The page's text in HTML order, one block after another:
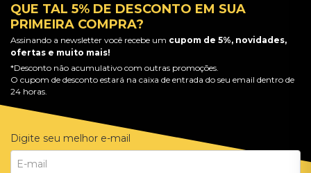
QUE TAL 5% DE DESCONTO EM SUA
PRIMEIRA COMPRA?
Assinando a newsletter você recebe um cupom de 5%, novidades,
ofertas e muito mais!
*Desconto não acumulativo com outras promoções.
O cupom de desconto estará na caixa de entrada do seu email dentro de
24 horas.
Digite seu melhor e-mail